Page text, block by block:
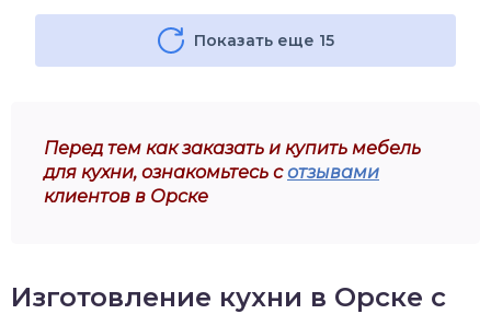
Показать еще 15
Перед тем как заказать и купить мебель
для кухни, ознакомьтесь сотзывами
клиентов в Орске
Изготовление кухни в Орске с